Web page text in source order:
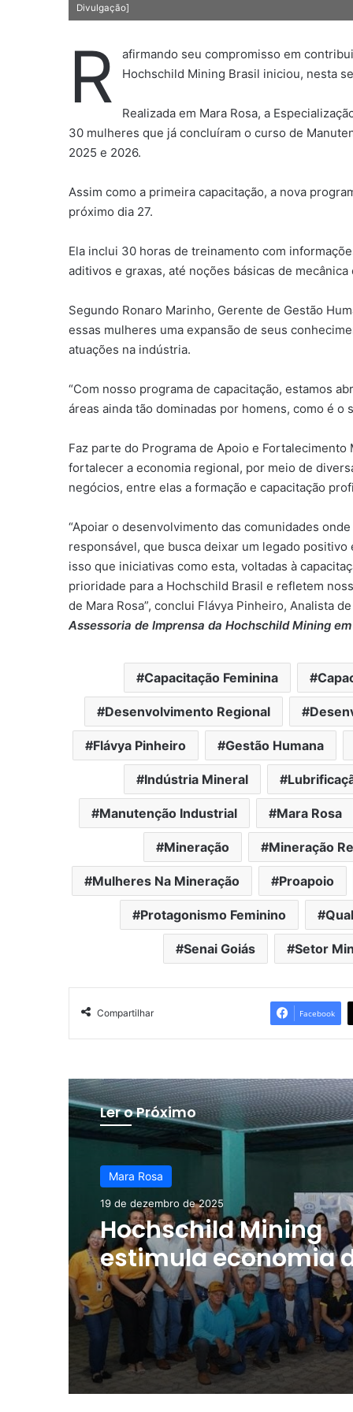
Divulgação]
R
afirmando seu compromisso em
Hochschild Mining Brasil iniciou, nesta
Realizada em Mara Rosa, a
30 mulheres que já concluíram o curso de
2025 e 2026.
Assim como a primeira capacitação, a nova
próximo dia 27.
Ela inclui 30 horas de treinamento com
aditivos e graxas, até noções básicas de
Segundo Ronaro Marinho, Gerente de Gestão
essas mulheres uma expansão de seus
atuações na indústria.
“Com nosso programa de capacitação, estamos
áreas ainda tão dominadas por homens, como é o
Faz parte do Programa de Apoio e Fortalecimento
fortalecer a economia regional, por meio de
negócios, entre elas a formação e capacitação
“Apoiar o desenvolvimento das comunidades
responsável, que busca deixar um legado
isso que iniciativas como esta, voltadas à
prioridade para a Hochschild Brasil e refletem
de Mara Rosa”, conclui Flávya Pinheiro, Analista
Assessoria de Imprensa da Hochschild Mining
Capacitação Feminina
Desenvolvimento Regional
Flávya Pinheiro Gestão Humana
Indústria Mineral
Manutenção Industrial Mara Rosa
Mineração Mineração
Mulheres Na Mineração Proapoio
Protagonismo Feminino
Senai Goiás Setor
Compartilhar Facebook
Ler o Próximo
Mara Rosa
19 de dezembro de 2025
Hochschild Mining
estimula economia
Mara Rosa com
de apoio e
de fornecedores